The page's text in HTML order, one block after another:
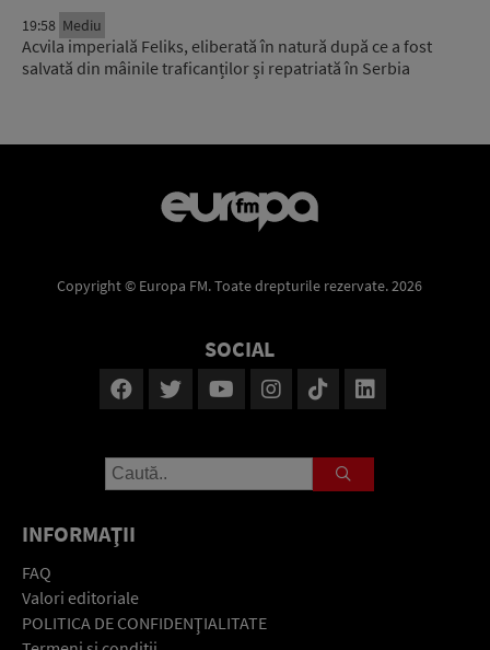
19:58 Mediu
Acvila imperială Feliks, eliberată în natură după ce a fost
salvată din mâinile traficanților și repatriată în Serbia
Copyright © Europa FM. Toate drepturile rezervate. 2026
SOCIAL
INFORMAŢII
FAQ
Valori editoriale
POLITICA DE CONFIDENŢIALITATE